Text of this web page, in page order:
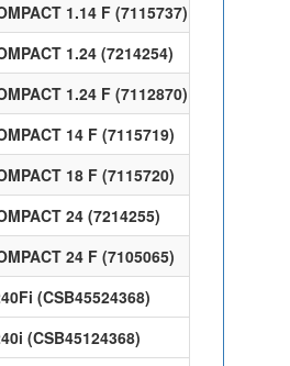
1.14 F (7115737)
1.24 (7214254)
1.24 F (7112870)
14 F (7115719)
18 F (7115720)
24 (7214255)
24 F (7105065)
(CSB45524368)
(CSB45124368)